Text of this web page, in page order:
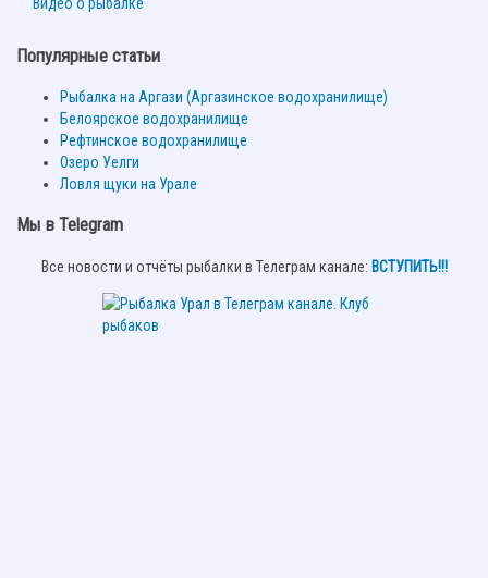
Видео о рыбалке
Популярные статьи
Рыбалка на Аргази (Аргазинское водохранилище)
Белоярское водохранилище
Рефтинское водохранилище
Озеро Уелги
Ловля щуки на Урале
Мы в Telegram
Все новости и отчёты рыбалки в Телеграм канале: ВСТУПИТЬ!!!